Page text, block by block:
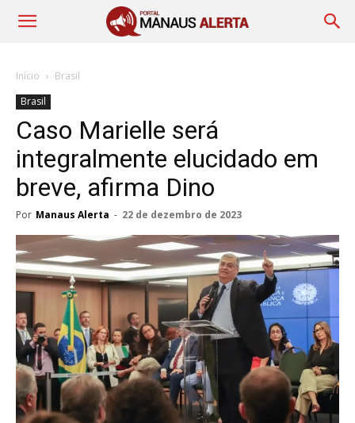
Início
Brasil
Brasil
Caso Marielle será
integralmente elucidado em
breve, afirma Dino
Por Manaus Alerta - 22 de dezembro de 2023